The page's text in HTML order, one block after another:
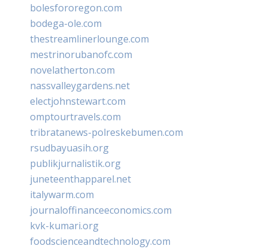
bolesfororegon.com
bodega-ole.com
thestreamlinerlounge.com
mestrinorubanofc.com
novelatherton.com
nassvalleygardens.net
electjohnstewart.com
omptourtravels.com
tribratanews-polreskebumen.com
rsudbayuasih.org
publikjurnalistik.org
juneteenthapparel.net
italywarm.com
journaloffinanceeconomics.com
kvk-kumari.org
foodscienceandtechnology.com